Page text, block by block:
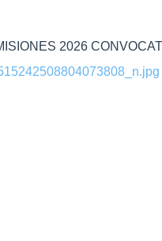
2026